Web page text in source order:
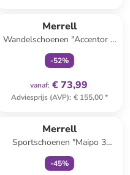
Merrell
Wandelschoenen "Accentor 3
Sport" paars/grijs/zwart
-52%
vanaf: € 73,99
Adviesprijs (AVP): € 155,00*
Merrell
Sportschoenen "Maipo 3
Aerosport" zwart
-45%